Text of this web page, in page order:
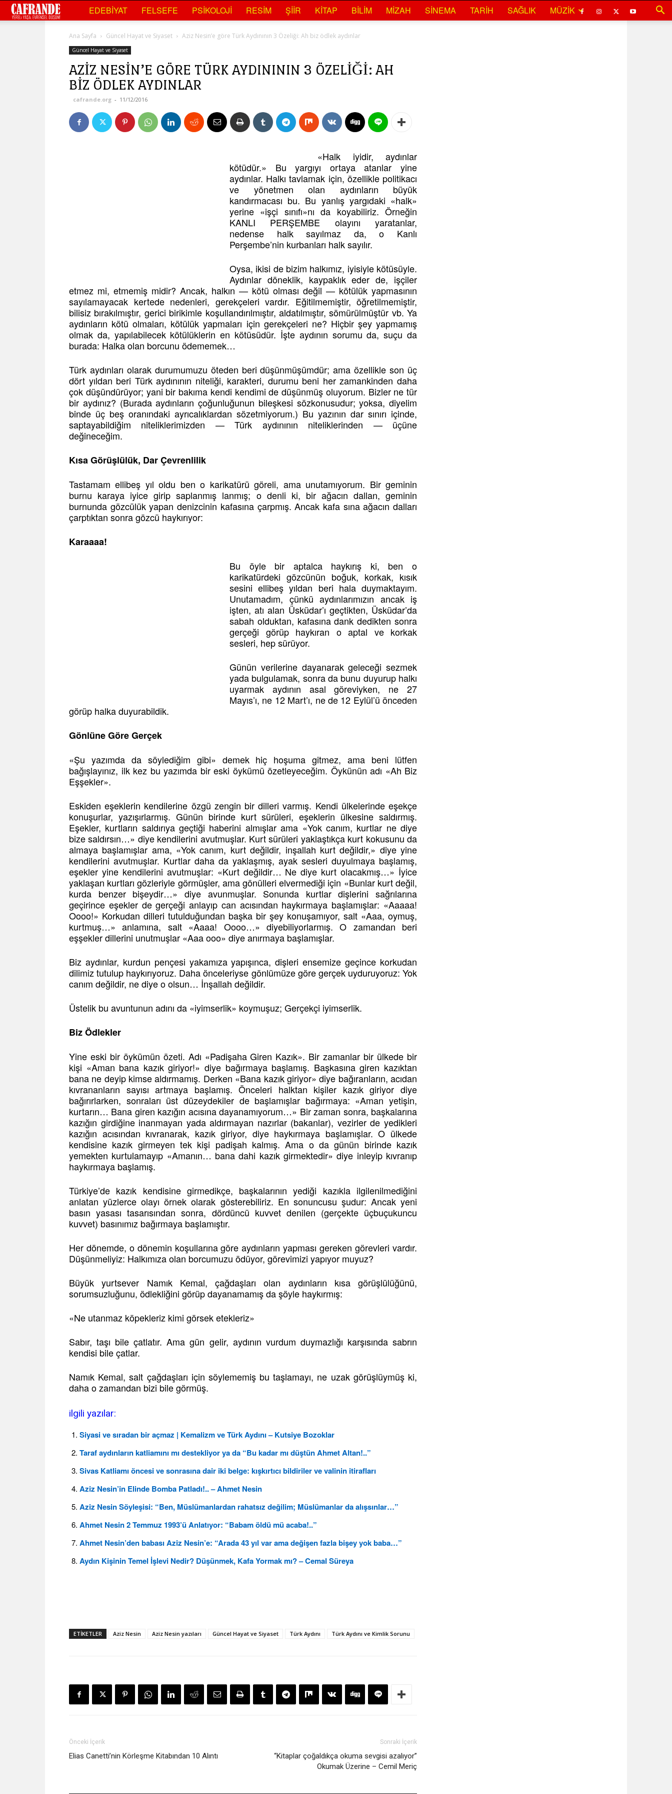
Cafrande
Sanat
EDEBIYAT FELSEFE PSIKOLOJI RESIM ŞIIR KITAP BILIM MIZAH SINEMA TARIH SAĞLIK MÜZIK
Ana Sayfa Güncel Hayat ve Siyaset Aziz Nesin’e göre Türk Aydınının 3 Özeliği: Ah biz ödlek aydınlar
Güncel Hayat ve Siyaset
AZIZ NESIN’E GÖRE TÜRK AYDINININ 3 ÖZELIĞI: AH
BIZ ÖDLEK AYDINLAR
cafrande.org - 11/12/2016
«Halk iyidir, aydınlar
kötüdür.» Bu yargıyı ortaya atanlar yine
aydınlar. Halkı tavlamak için, özellikle politikacı
ve yönetmen olan aydınların büyük
kandırmacası bu. Bu yanlış yargıdaki «halk»
yerine «işçi sınıfı»nı da koyabiliriz. Örneğin
KANLI PERŞEMBE olayını yaratanlar,
nedense halk sayılmaz da, o Kanlı
Perşembe’nin kurbanları halk sayılır.
Oysa, ikisi de bizim halkımız, iyisiyle kötüsüyle.
Aydınlar döneklik, kaypaklık eder de, işçiler
etmez mi, etmemiş midir? Ancak, halkın — kötü olması değil — kötülük yapmasının
sayılamayacak kertede nedenleri, gerekçeleri vardır. Eğitilmemiştir, öğretilmemiştir,
bilisiz bırakılmıştır, gerici birikimle koşullandırılmıştır, aldatılmıştır, sömürülmüştür vb. Ya
aydınların kötü olmaları, kötülük yapmaları için gerekçeleri ne? Hiçbir şey yapmamış
olmak da, yapılabilecek kötülüklerin en kötüsüdür. İşte aydının sorumu da, suçu da
burada: Halka olan borcunu ödememek…
Türk aydınları olarak durumumuzu öteden beri düşünmüşümdür; ama özellikle son üç
dört yıldan beri Türk aydınının niteliği, karakteri, durumu beni her zamankinden daha
çok düşündürüyor; yani bir bakıma kendi kendimi de düşünmüş oluyorum. Bizler ne tür
bir aydınız? (Burada aydınların çoğunluğunun bileşkesi sözkonusudur; yoksa, diyelim
binde üç beş oranındaki ayrıcalıklardan sözetmiyorum.) Bu yazının dar sınırı içinde,
saptayabildiğim niteliklerimizden — Türk aydınının niteliklerinden — üçüne
değineceğim.
Kısa Görüşlülük, Dar Çevrenlilik
Tastamam ellibeş yıl oldu ben o karikatürü göreli, ama unutamıyorum. Bir geminin
burnu karaya iyice girip saplanmış lanmış; o denli ki, bir ağacın dallan, geminin
burnunda gözcülük yapan denizcinin kafasına çarpmış. Ancak kafa sına ağacın dalları
çarptıktan sonra gözcü haykırıyor:
Karaaaa!
Bu öyle bir aptalca haykırış ki, ben o
karikatürdeki gözcünün boğuk, korkak, kısık
sesini ellibeş yıldan beri hala duymaktayım.
Unutamadım, çünkü aydınlarımızın ancak iş
işten, atı alan Üsküdar’ı geçtikten, Üsküdar’da
sabah olduktan, kafasına dank dedikten sonra
gerçeği görüp haykıran o aptal ve korkak
sesleri, hep sürüyor.
Günün verilerine dayanarak geleceği sezmek
yada bulgulamak, sonra da bunu duyurup halkı
uyarmak aydının asal göreviyken, ne 27
Mayıs’ı, ne 12 Mart’ı, ne de 12 Eylül’ü önceden
görüp halka duyurabildik.
Gönlüne Göre Gerçek
«Şu yazımda da söylediğim gibi» demek hiç hoşuma gitmez, ama beni lütfen
bağışlayınız, ilk kez bu yazımda bir eski öykümü özetleyeceğim. Öykünün adı «Ah Biz
Eşşekler».
Eskiden eşeklerin kendilerine özgü zengin bir dilleri varmış. Kendi ülkelerinde eşekçe
konuşurlar, yazışırlarmış. Günün birinde kurt sürüleri, eşeklerin ülkesine saldırmış.
Eşekler, kurtların saldırıya geçtiği haberini almışlar ama «Yok canım, kurtlar ne diye
bize saldırsın…» diye kendilerini avutmuşlar. Kurt sürüleri yaklaştıkça kurt kokusunu da
almaya başlamışlar ama, «Yok canım, kurt değildir, inşallah kurt değildir,» diye yine
kendilerini avutmuşlar. Kurtlar daha da yaklaşmış, ayak sesleri duyulmaya başlamış,
eşekler yine kendilerini avutmuşlar: «Kurt değildir… Ne diye kurt olacakmış…» İyice
yaklaşan kurtları gözleriyle görmüşler, ama gönülleri elvermediği için «Bunlar kurt değil,
kurda benzer bişeydir…» diye avunmuşlar. Sonunda kurtlar dişlerini sağrılarına
geçirince eşekler de gerçeği anlayıp can acısından haykırmaya başlamışlar: «Aaaaa!
Oooo!» Korkudan dilleri tutulduğundan başka bir şey konuşamıyor, salt «Aaa, oymuş,
kurtmuş…» anlamına, salt «Aaaa! Oooo…» diyebiliyorlarmış. O zamandan beri
eşşekler dillerini unutmuşlar «Aaa ooo» diye anırmaya başlamışlar.
Biz aydınlar, kurdun pençesi yakamıza yapışınca, dişleri ensemize geçince korkudan
dilimiz tutulup haykırıyoruz. Daha önceleriyse gönlümüze göre gerçek uyduruyoruz: Yok
canım değildir, ne diye o olsun… İnşallah değildir.
Üstelik bu avuntunun adını da «iyimserlik» koymuşuz; Gerçekçi iyimserlik.
Biz Ödlekler
Yine eski bir öykümün özeti. Adı «Padişaha Giren Kazık». Bir zamanlar bir ülkede bir
kişi «Aman bana kazık giriyor!» diye bağırmaya başlamış. Başkasına giren kazıktan
bana ne deyip kimse aldırmamış. Derken «Bana kazık giriyor» diye bağıranların, acıdan
kıvrananların sayısı artmaya başlamış. Önceleri halktan kişiler kazık giriyor diye
bağırırlarken, sonraları üst düzeydekiler de başlamışlar bağırmaya: «Aman yetişin,
kurtarın… Bana giren kazığın acısına dayanamıyorum…» Bir zaman sonra, başkalarına
kazığın girdiğine inanmayan yada aldırmayan nazırlar (bakanlar), vezirler de yedikleri
kazığın acısından kıvranarak, kazık giriyor, diye haykırmaya başlamışlar. O ülkede
kendisine kazık girmeyen tek kişi padişah kalmış. Ama o da günün birinde kazık
yemekten kurtulamayıp «Amanın… bana dahi kazık girmektedir» diye inleyip kıvranıp
haykırmaya başlamış.
Türkiye’de kazık kendisine girmedikçe, başkalarının yediği kazıkla ilgilenilmediğini
anlatan yüzlerce olayı örnek olarak gösterebiliriz. En sonuncusu şudur: Ancak yeni
basın yasası tasarısından sonra, dördüncü kuvvet denilen (gerçekte üçbuçukuncu
kuvvet) basınımız bağırmaya başlamıştır.
Her dönemde, o dönemin koşullarına göre aydınların yapması gereken görevleri vardır.
Düşünmeliyiz: Halkımıza olan borcumuzu ödüyor, görevimizi yapıyor muyuz?
Büyük yurtsever Namık Kemal, çağdaşları olan aydınların kısa görüşlülüğünü,
sorumsuzluğunu, ödlekliğini görüp dayanamamış da şöyle haykırmış:
«Ne utanmaz köpekleriz kimi görsek etekleriz»
Sabır, taşı bile çatlatır. Ama gün gelir, aydının vurdum duymazlığı karşısında sabrın
kendisi bile çatlar.
Namık Kemal, salt çağdaşları için söylememiş bu taşlamayı, ne uzak görüşlüymüş ki,
daha o zamandan bizi bile görmüş.
ilgili yazılar:
Siyasi ve sıradan bir açmaz | Kemalizm ve Türk Aydını – Kutsiye Bozoklar
Taraf aydınların katliamını mı destekliyor ya da “Bu kadar mı düştün Ahmet Altan!..”
Sivas Katliamı öncesi ve sonrasına dair iki belge: kışkırtıcı bildiriler ve valinin itirafları
Aziz Nesin’in Elinde Bomba Patladı!.. – Ahmet Nesin
Aziz Nesin Söyleşisi: “Ben, Müslümanlardan rahatsız değilim; Müslümanlar da alışsınlar…”
Ahmet Nesin 2 Temmuz 1993’ü Anlatıyor: “Babam öldü mü acaba!..”
Ahmet Nesin’den babası Aziz Nesin’e: “Arada 43 yıl var ama değişen fazla bişey yok baba…”
Aydın Kişinin Temel İşlevi Nedir? Düşünmek, Kafa Yormak mı? – Cemal Süreya
ETIKETLER Aziz Nesin Aziz Nesin yazıları Güncel Hayat ve Siyaset Türk Aydını Türk Aydını ve Kimlik Sorunu
Önceki İçerik
Elias Canetti’nin Körleşme Kitabından 10 Alıntı
Sonraki İçerik
“Kitaplar çoğaldıkça okuma sevgisi azalıyor”
Okumak Üzerine – Cemil Meriç